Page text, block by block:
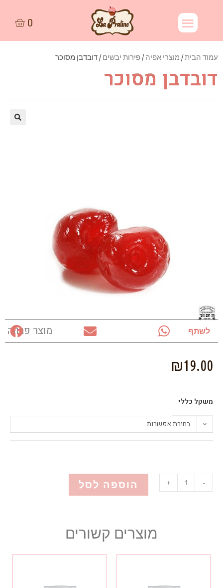
עמוד הבית/ מוצרי אפיה/פירות יבשים/ דובדבן מסוכר
דובדבן מסוכר
מוצר פרווה לשתף
₪19.00
משקל כללי
בחירת אפשרות
-
+ הוספה לסל
מוצרים קשורים